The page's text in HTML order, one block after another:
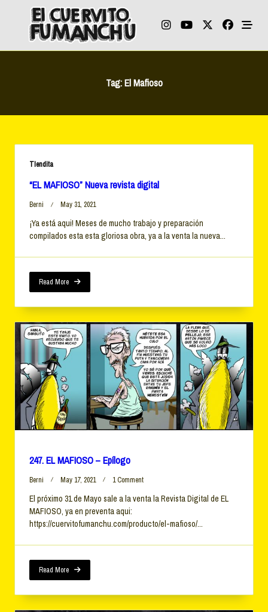
content
Tag:El Mafioso
TIendita
“EL MAFIOSO” Nueva revista digital
Berni May 31, 2021
¡Ya está aqui! Meses de mucho trabajo y preparación
compilados esta esta gloriosa obra, ya a la venta la nueva...
Read More
247. EL MAFIOSO – Epílogo
Berni May 17, 2021 1 CommentOn
EL
–
El próximo 31 de Mayo sale a la venta la Revista Digital de EL
MAFIOSO, ya en preventa aqui:
https://cuervitofumanchu.com/producto/el-mafioso/...
Read More